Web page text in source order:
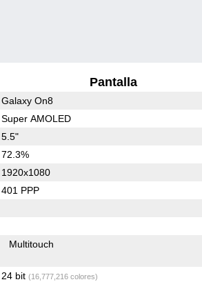
Pantalla
Galaxy On8
Super AMOLED
5.5"
72.3%
1920x1080
401 PPP
Multitouch
24 bit (16,777,216 colores)